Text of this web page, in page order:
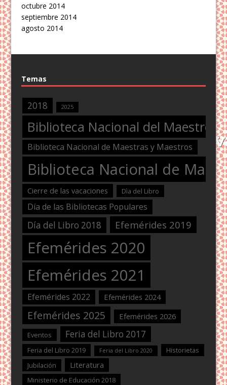
octubre 2014
septiembre 2014
agosto 2014
Temas
2018 2025
Biblioteca Nacional del Maestro
Biblioteca Nacional de Maestras y Maestros
Biblioteca Nacional de
Cierre de las vacaciones Dìa del Libro
Día de las Bibliotecas Populares
Día del Libro 2018 Efemérides 2019
Efemérides 2020
Efemérides 2021
Efemérides 2022 Efemérides 2024
Efemérides 2025 Efemérides 2026
Eventos Feria del Libro 2017
Feria del Libro 2019 Feria del Libro 2020
Historietas
Jubilación
Literatura
Ministerio de Educación 2018